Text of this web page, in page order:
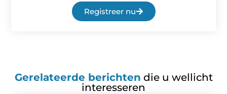
Registreer nu
Gerelateerde berichten die u wellicht
interesseren